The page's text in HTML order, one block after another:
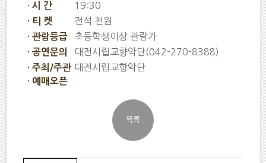
· 시 간 19:30
· 티 켓 전석 천원
· 관람등급 초등학생이상 관람가
· 공연문의 대전시립교향악단(042-270-8388)
· 주최/주관 대전시립교향악단
· 예매오픈